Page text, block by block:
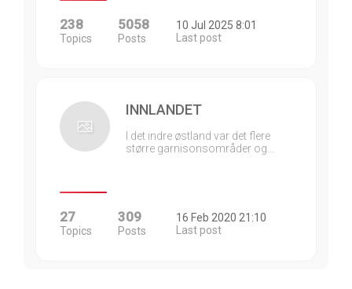
238
Topics
5058
Posts
10 Jul 2025 8:01
Last post
INNLANDET
I det indre østland var det flere
større garnisonsområder og…
27
Topics
309
Posts
16 Feb 2020 21:10
Last post